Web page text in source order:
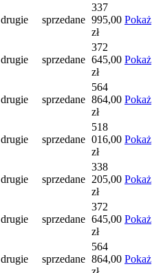
drugie sprzedane
337
995,00
zł
Pokaż
drugie sprzedane
372
645,00
zł
Pokaż
drugie sprzedane
564
864,00
zł
Pokaż
drugie sprzedane
518
016,00
zł
Pokaż
drugie sprzedane
338
205,00
zł
Pokaż
drugie sprzedane
372
645,00
zł
Pokaż
drugie sprzedane
564
864,00 Pokaż